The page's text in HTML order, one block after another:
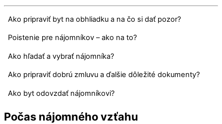
Ako pripraviť byt na obhliadku a na čo si dať pozor?
Poistenie pre nájomníkov – ako na to?
Ako hľadať a vybrať nájomníka?
Ako pripraviť dobrú zmluvu a ďalšie dôležité dokumenty?
Ako byt odovzdať nájomníkovi?
Počas nájomného vzťahu